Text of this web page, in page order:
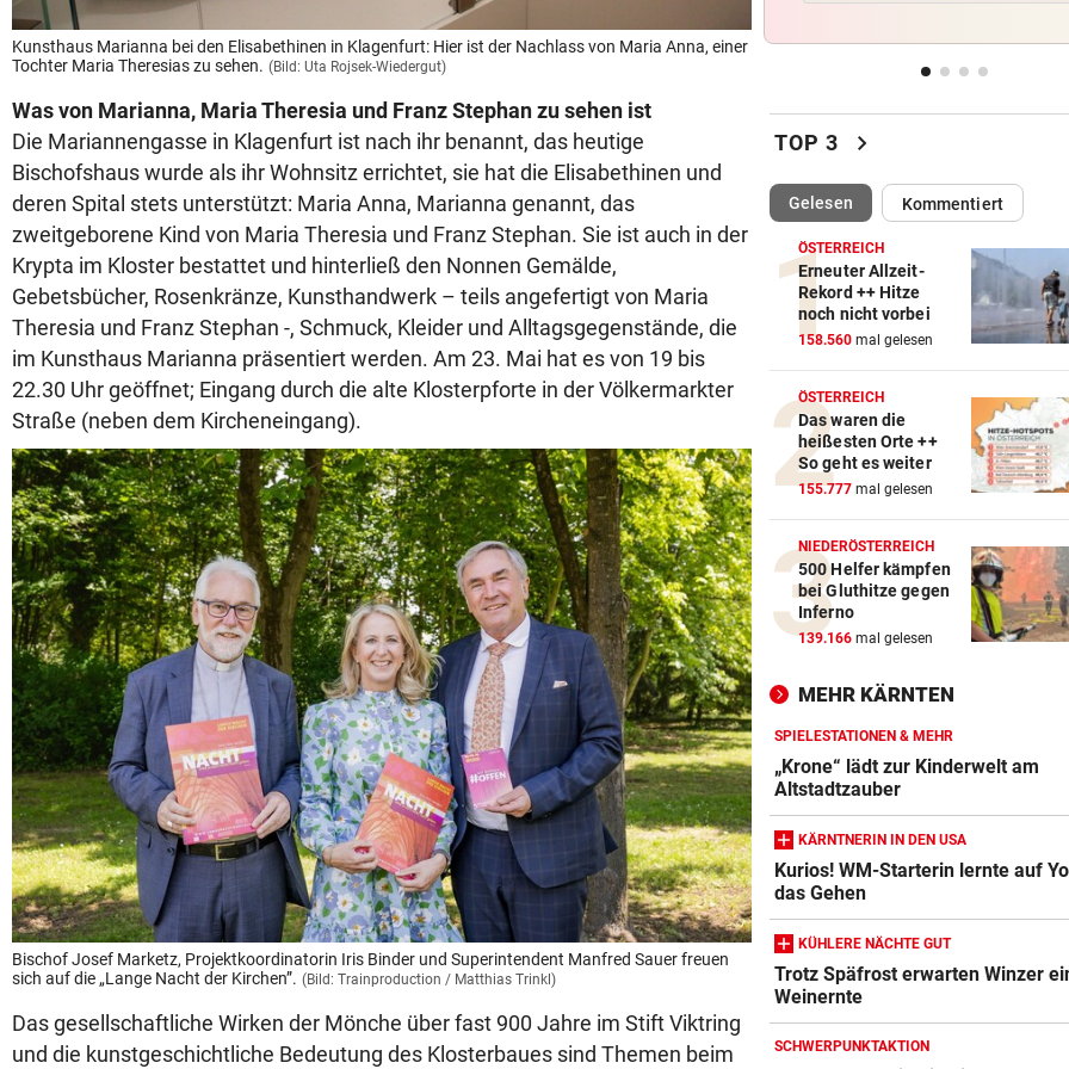
Kunsthaus Marianna bei den Elisabethinen in Klagenfurt: Hier ist der Nachlass von Maria Anna, einer
Tochter Maria Theresias zu sehen. (Bild: Uta Rojsek-Wiedergut)
Was von Marianna, Maria Theresia und Franz Stephan zu sehen ist
Die Mariannengasse in Klagenfurt ist nach ihr benannt, das heutige
Bischofshaus wurde als ihr Wohnsitz errichtet, sie hat die Elisabethinen und
deren Spital stets unterstützt: Maria Anna, Marianna genannt, das
zweitgeborene Kind von Maria Theresia und Franz Stephan. Sie ist auch in der
Krypta im Kloster bestattet und hinterließ den Nonnen Gemälde,
Gebetsbücher, Rosenkränze, Kunsthandwerk – teils angefertigt von Maria
Theresia und Franz Stephan -, Schmuck, Kleider und Alltagsgegenstände, die
im Kunsthaus Marianna präsentiert werden. Am 23. Mai hat es von 19 bis
22.30 Uhr geöffnet; Eingang durch die alte Klosterpforte in der Völkermarkter
Straße (neben dem Kircheneingang).
Bischof Josef Marketz, Projektkoordinatorin Iris Binder und Superintendent Manfred Sauer freuen
sich auf die „Lange Nacht der Kirchen”. (Bild: Trainproduction / Matthias Trinkl)
Das gesellschaftliche Wirken der Mönche über fast 900 Jahre im Stift Viktring
und die kunstgeschichtliche Bedeutung des Klosterbaues sind Themen beim
Youtube das Gehen
verringern
BEI VISUM-ANTRAG
USA wollen Reisende online
genauer durchleuchten
INFERNO IM HOCHTAL vor
Lenker sah Rauch, dann ging
Traktor in Flammen auf
TOP 3 chevron_right
Gelesen(ausgewählt)Kommentiert
ÖSTERREICH
Erneuter Allzeit-
Rekord ++ Hitze
noch nicht vorbei
158.560 mal gelesen
ÖSTERREICH
Das waren die
heißesten Orte ++
So geht es weiter
155.777 mal gelesen
NIEDERÖSTERREICH
500 Helfer kämpfen
bei Gluthitze gegen
Inferno
139.166 mal gelesen
MEHR KÄRNTEN
SPIELESTATIONEN & MEHR
„Krone“ lädt zur Kinderwelt am
Altstadtzauber
KÄRNTNERIN IN DEN USA
Kurios! WM-Starterin lernte auf
das Gehen
KÜHLERE NÄCHTE GUT
Trotz Späfrost erwarten Winzer
Weinernte
SCHWERPUNKTAKTION